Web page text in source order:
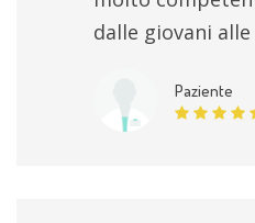
dalle giovani
Paziente